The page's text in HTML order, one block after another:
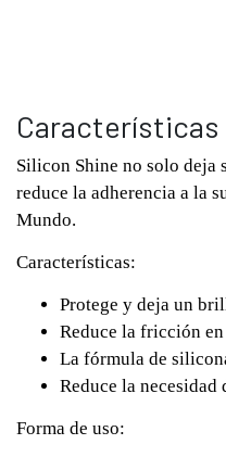
Características
Silicon Shine no solo deja
reduce la adherencia a la
Mundo.
Características:
Protege y deja un
Reduce la fricción
La fórmula de
Reduce la
Forma de uso: